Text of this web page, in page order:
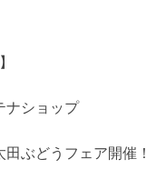
ナショップ
田ぶどうフェア開催！